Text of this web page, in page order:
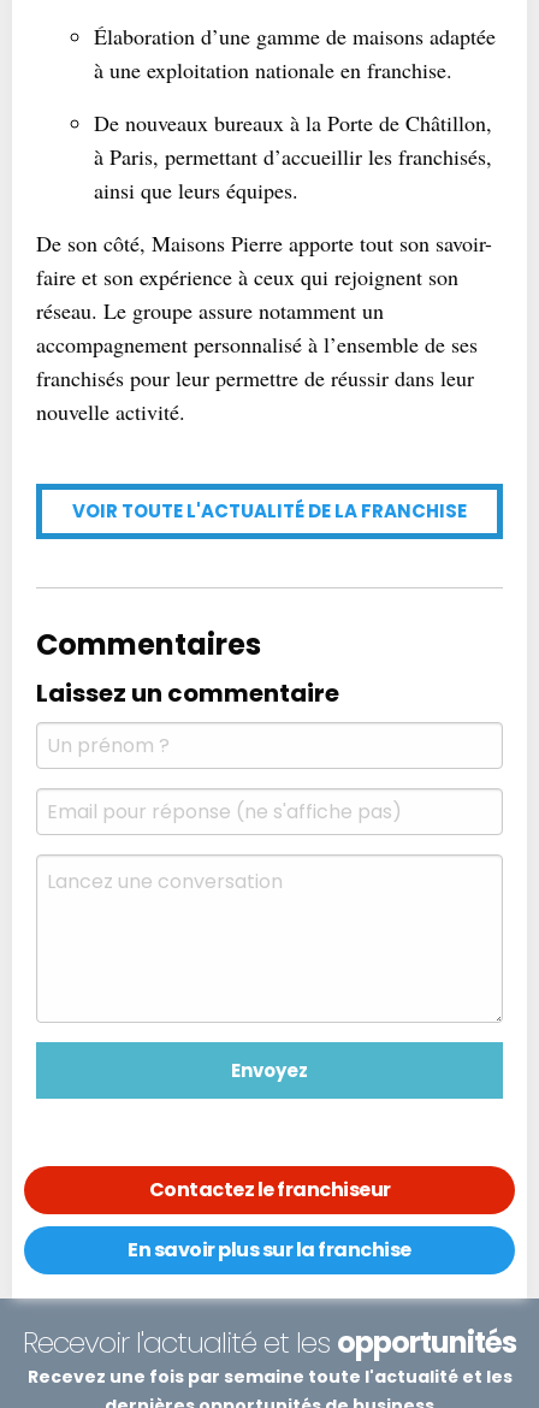
Élaboration d’une gamme de maisons adaptée
à une exploitation nationale en franchise.
De nouveaux bureaux à la Porte de Châtillon,
à Paris, permettant d’accueillir les franchisés,
ainsi que leurs équipes.
De son côté, Maisons Pierre apporte tout son savoir-
faire et son expérience à ceux qui rejoignent son
réseau. Le groupe assure notamment un
accompagnement personnalisé à l’ensemble de ses
franchisés pour leur permettre de réussir dans leur
nouvelle activité.
VOIR TOUTE L'ACTUALITÉ DE LA FRANCHISE
Commentaires
Laissez un commentaire
Contactez le franchiseur
En savoir plus sur la franchise
Recevoir l'actualité et les opportunités
Recevez une fois par semaine toute l'actualité et les